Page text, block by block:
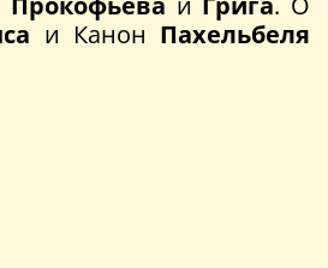
и Канон Пахельбеля